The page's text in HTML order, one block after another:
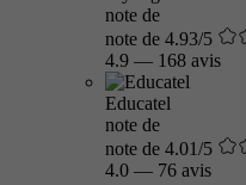
note de
note de 4.93/5
4.9 — 168 avis
Educatel
note de
note de 4.01/5
4.0 — 76 avis